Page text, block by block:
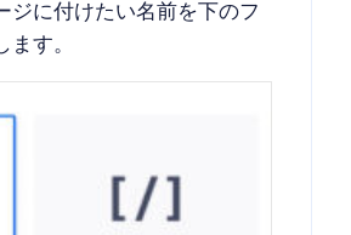
ジに付けたい名前を下のフ
ます。